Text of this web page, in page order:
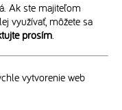
Ak ste majiteľom
využívať, môžete sa
prosím.
vytvorenie web